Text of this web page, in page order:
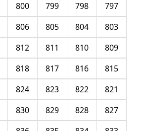
797
798
799
800
803
804
805
806
809
810
811
812
815
816
817
818
821
822
823
824
827
828
829
830